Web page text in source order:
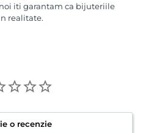
iti garantam ca bijuteriile
realitate.
o recenzie